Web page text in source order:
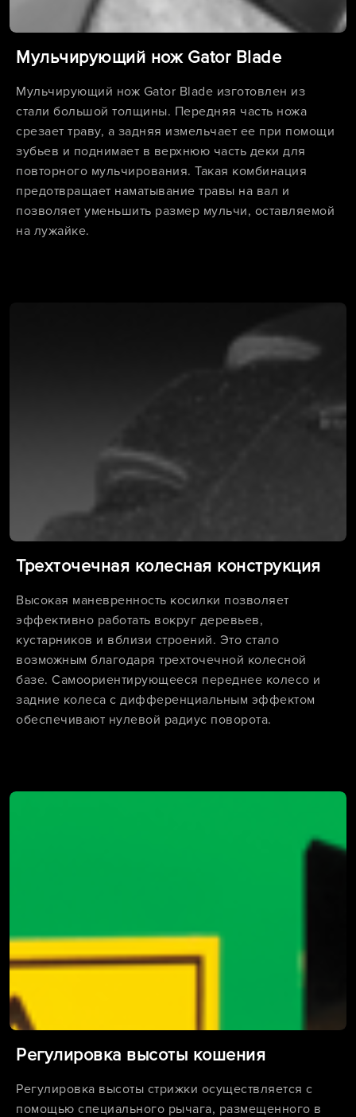
Мульчирующий нож Gator Blade
Мульчирующий нож Gator Blade изготовлен из
стали большой толщины. Передняя часть ножа
срезает траву, а задняя измельчает ее при помощи
зубьев и поднимает в верхнюю часть деки для
повторного мульчирования. Такая комбинация
предотвращает наматывание травы на вал и
позволяет уменьшить размер мульчи, оставляемой
на лужайке.
Трехточечная колесная конструкция
Высокая маневренность косилки позволяет
эффективно работать вокруг деревьев,
кустарников и вблизи строений. Это стало
возможным благодаря трехточечной колесной
базе. Самоориентирующееся переднее колесо и
задние колеса с дифференциальным эффектом
обеспечивают нулевой радиус поворота.
Регулировка высоты кошения
Регулировка высоты стрижки осуществляется с
помощью специального рычага, размещенного в